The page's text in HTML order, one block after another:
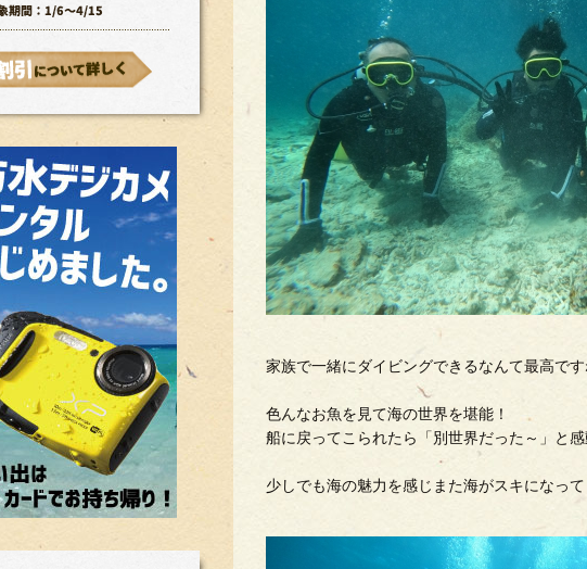
家族で一緒にダイビングできるなんて最高です
色んなお魚を見て海の世界を堪能！
船に戻ってこられたら「別世界だった～」と
少しでも海の魅力を感じまた海がスキになっ